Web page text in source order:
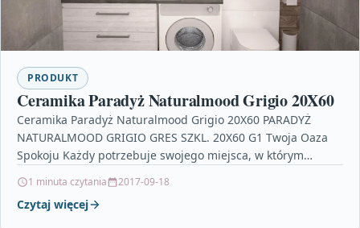
PRODUKT
Ceramika Paradyż Naturalmood Grigio 20X60
Ceramika Paradyż Naturalmood Grigio 20X60 PARADYŻ
NATURALMOOD GRIGIO GRES SZKL. 20X60 G1 Twoja Oaza
Spokoju Każdy potrzebuje swojego miejsca, w którym
1 minuta czytania 2017-09-18
Czytaj więcej